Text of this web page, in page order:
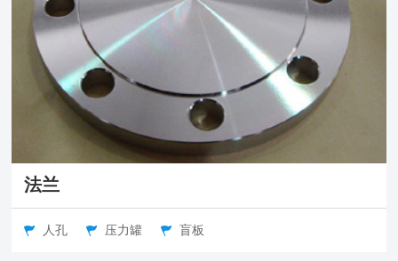
法兰
人孔 压力罐 盲板